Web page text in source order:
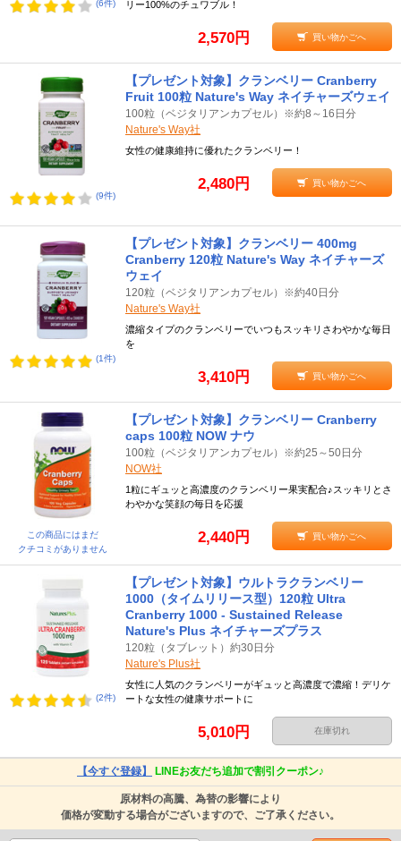
される摂取量は商品によって異なります）。
サプリメントの摂取とともに、こまめな水分補給を心掛けると、泌
尿器系の疾患の予防に効果的です。また、妊娠・授乳中の方、治
療・投薬を受けている方は摂取前に医師にご相談ください。
執筆：臨床栄養協会認定サプリメントアドバイザー 長谷川貴志
(6件)
リー100%のチュワブル！
2,570円 買い物かごへ
(9件)
【プレゼント対象】クランベリー Cranberry
Fruit 100粒 Nature's Way ネイチャーズウェイ
100粒（ベジタリアンカプセル）※約8～16日分
Nature's Way社
女性の健康維持に優れたクランベリー！
2,480円 買い物かごへ
(1件)
【プレゼント対象】クランベリー 400mg
Cranberry 120粒 Nature's Way ネイチャーズ
ウェイ
120粒（ベジタリアンカプセル）※約40日分
Nature's Way社
濃縮タイプのクランベリーでいつもスッキリさわやかな毎日
を
3,410円 買い物かごへ
この商品にはまだ
クチコミがありません
【プレゼント対象】クランベリー Cranberry
caps 100粒 NOW ナウ
100粒（ベジタリアンカプセル）※約25～50日分
NOW社
1粒にギュッと高濃度のクランベリー果実配合♪スッキリとさ
わやかな笑顔の毎日を応援
2,440円 買い物かごへ
(2件)
【プレゼント対象】ウルトラクランベリー
1000（タイムリリース型）120粒 Ultra
Cranberry 1000 - Sustained Release
Nature's Plus ネイチャーズプラス
120粒（タブレット）約30日分
Nature's Plus社
女性に人気のクランベリーがギュッと高濃度で濃縮！デリケ
ートな女性の健康サポートに
5,010円 在庫切れ
【今すぐ登録】 LINEお友だち追加で割引クーポン♪
原材料の高騰、為替の影響により
価格が変動する場合がございますので、ご了承ください。